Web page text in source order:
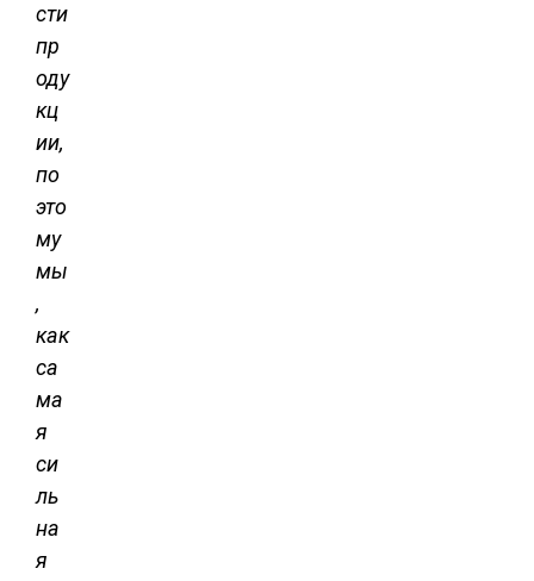
сти
пр
оду
кц
ии,
по
это
му
мы
,
как
са
ма
я
си
ль
на
я